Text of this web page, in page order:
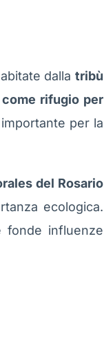
dalla tribù
rifugio per
per la
del Rosario
ecologica.
fonde influenze